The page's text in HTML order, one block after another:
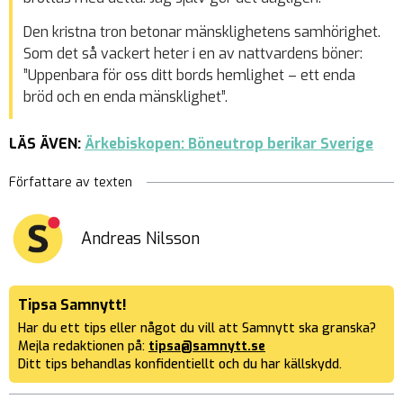
Den kristna tron betonar mänsklighetens samhörighet.
Som det så vackert heter i en av nattvardens böner:
”Uppenbara för oss ditt bords hemlighet – ett enda
bröd och en enda mänsklighet”.
LÄS ÄVEN:Ärkebiskopen: Böneutrop berikar Sverige
Författare av texten
Andreas Nilsson
Tipsa Samnytt!
Har du ett tips eller något du vill att Samnytt ska granska?
Mejla redaktionen på: tipsa@samnytt.se
Ditt tips behandlas konfidentiellt och du har källskydd.